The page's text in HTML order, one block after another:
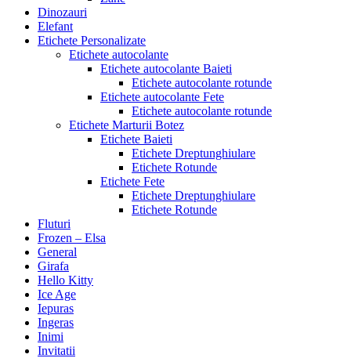
Dinozauri
Elefant
Etichete Personalizate
Etichete autocolante
Etichete autocolante Baieti
Etichete autocolante rotunde
Etichete autocolante Fete
Etichete autocolante rotunde
Etichete Marturii Botez
Etichete Baieti
Etichete Dreptunghiulare
Etichete Rotunde
Etichete Fete
Etichete Dreptunghiulare
Etichete Rotunde
Fluturi
Frozen – Elsa
General
Girafa
Hello Kitty
Ice Age
Iepuras
Ingeras
Inimi
Invitatii